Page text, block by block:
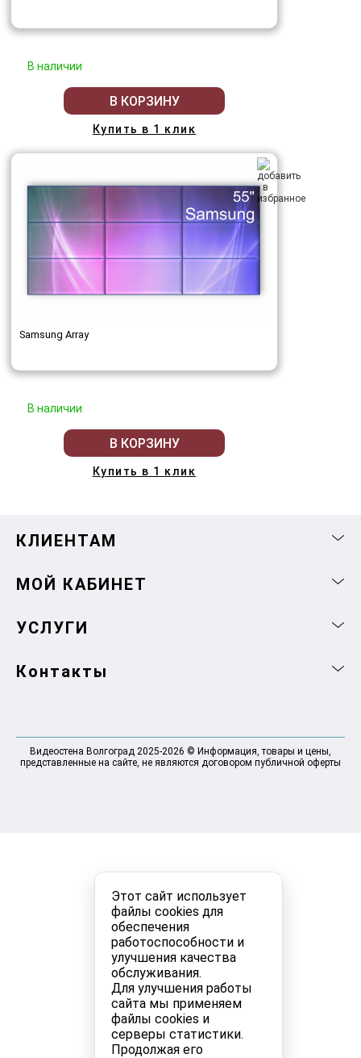
Этот сайт использует
файлы cookies для
обеспечения
работоспособности и
улучшения качества
обслуживания.
Для улучшения работы
сайта мы применяем
файлы cookies и
серверы статистики.
Продолжая его
В наличии
В КОРЗИНУ
Купить в 1 клик
Samsung Array
В наличии
В КОРЗИНУ
Купить в 1 клик
КЛИЕНТАМ
МОЙ КАБИНЕТ
УСЛУГИ
Контакты
Видеостена Волгоград 2025-2026 © Информация, товары и цены,
представленные на сайте, не являются договором публичной оферты